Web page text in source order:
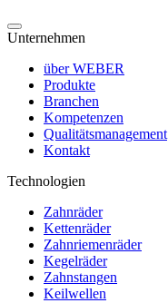
Unternehmen
über WEBER
Produkte
Branchen
Kompetenzen
Qualitätsmanagement
Kontakt
Technologien
Zahnräder
Kettenräder
Zahnriemenräder
Kegelräder
Zahnstangen
Keilwellen